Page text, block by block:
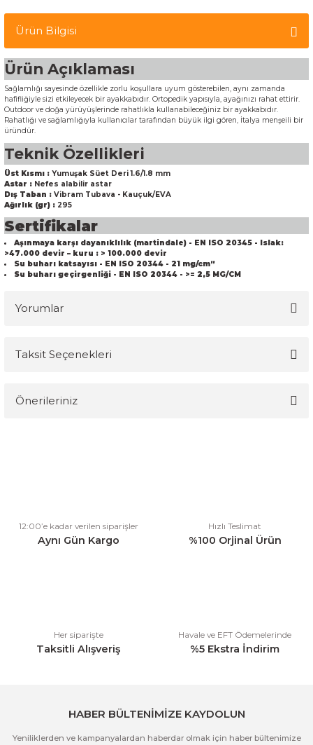
Ürün Bilgisi
Ürün Açıklaması
Sağlamlığı sayesinde özellikle zorlu koşullara uyum gösterebilen, aynı zamanda
hafifliğiyle sizi etkileyecek bir ayakkabıdır. Ortopedik yapısıyla, ayağınızı rahat ettirir.
Outdoor ve doğa yürüyüşlerinde rahatlıkla kullanabileceğiniz bir ayakkabıdır.
Rahatlığı ve sağlamlığıyla kullanıcılar tarafından büyük ilgi gören, İtalya menşeili bir
üründür.
Teknik Özellikleri
Üst Kısmı : Yumuşak Süet Deri 1.6/1.8 mm
Astar : Nefes alabilir astar
Dış Taban : Vibram Tubava - Kauçuk/EVA
Ağırlık (gr) : 295
Sertifikalar
Aşınmaya karşı dayanıklılık (martindale) - EN ISO 20345 - Islak:
>47.000 devir – kuru : > 100.000 devir
Su buharı katsayısı - EN ISO 20344 - 21 mg/cm”
Su buharı geçirgenliği - EN ISO 20344 - >= 2,5 MG/CM
Yorumlar
Taksit Seçenekleri
Önerileriniz
Ürün açıklamasında eksik bilgiler bulunuyor.
Ürün bilgilerinde hatalar bulunuyor.
12:00’e kadar verilen siparişler
Aynı Gün Kargo
Hızlı Teslimat
%100 Orjinal Ürün
Her siparişte
Taksitli Alışveriş
Havale ve EFT Ödemelerinde
%5 Ekstra İndirim
HABER BÜLTENİMİZE KAYDOLUN
Yeniliklerden ve kampanyalardan haberdar olmak için haber bültenimize